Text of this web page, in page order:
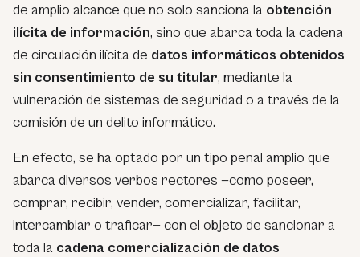
de amplio alcance que no solo sanciona la obtención
ilícita de información, sino que abarca toda la cadena
de circulación ilícita de datos informáticos obtenidos
sin consentimiento de su titular, mediante la
vulneración de sistemas de seguridad o a través de la
comisión de un delito informático.
En efecto, se ha optado por un tipo penal amplio que
abarca diversos verbos rectores —como poseer,
comprar, recibir, vender, comercializar, facilitar,
intercambiar o traficar— con el objeto de sancionar a
toda la cadena comercialización de datos